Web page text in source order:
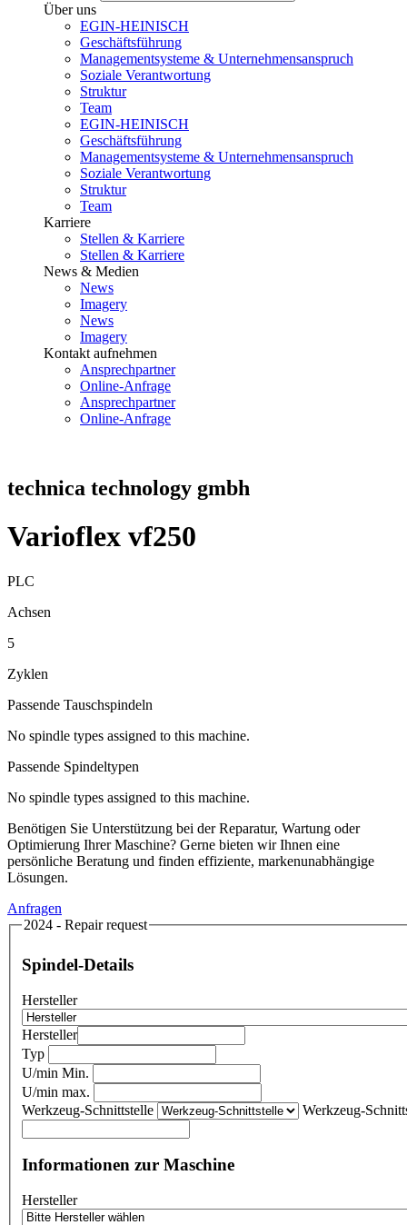
Über uns
EGIN-HEINISCH
Geschäftsführung
Managementsysteme & Unternehmensanspruch
Soziale Verantwortung
Struktur
Team
EGIN-HEINISCH
Geschäftsführung
Managementsysteme & Unternehmensanspruch
Soziale Verantwortung
Struktur
Team
Karriere
Stellen & Karriere
Stellen & Karriere
News & Medien
News
Imagery
News
Imagery
Kontakt aufnehmen
Ansprechpartner
Online-Anfrage
Ansprechpartner
Online-Anfrage
technica technology gmbh
Varioflex vf250
PLC
Achsen
5
Zyklen
Passende Tauschspindeln
No spindle types assigned to this machine.
Passende Spindeltypen
No spindle types assigned to this machine.
Benötigen Sie Unterstützung bei der Reparatur, Wartung oder
Optimierung Ihrer Maschine? Gerne bieten wir Ihnen eine
persönliche Beratung und finden effiziente, markenunabhängige
Lösungen.
Anfragen
2024 - Repair request
Spindel-Details
Hersteller
Hersteller
Typ
U/min Min.
U/min max.
Werkzeug-Schnittstelle
Werkzeug-
Informationen zur Maschine
Hersteller